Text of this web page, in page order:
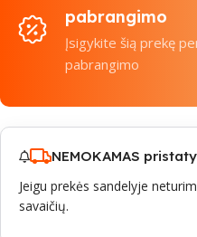
pabrangimo
Įsigykite šią prekę
pabrangimo
NEMOKAMAS
Jeigu prekės sandelyje
savaičių.